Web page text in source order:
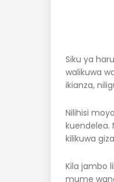
Siku ya
walikuwa
ikianza,
Nilihisi
kuendelea.
kilikuwa
Kila jambo
mume